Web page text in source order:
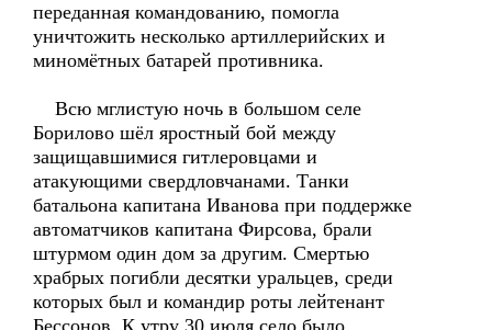
переданная командованию, помогла
уничтожить несколько артиллерийских и
миномётных батарей противника.
Всю мглистую ночь в большом селе
Борилово шёл яростный бой между
защищавшимися гитлеровцами и
атакующими свердловчанами. Танки
батальона капитана Иванова при поддержке
автоматчиков капитана Фирсова, брали
штурмом один дом за другим. Смертью
храбрых погибли десятки уральцев, среди
которых был и командир роты лейтенант
Бессонов. К утру 30 июля село было